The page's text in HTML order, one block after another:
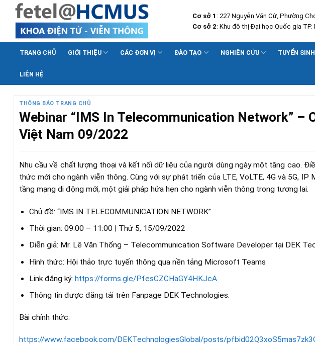
content
Cơ sở 1 : 227 Nguyễn Văn Cừ, Phường
Cơ sở 2: Khu đô thị Đại học Quốc gia
TRANG CHỦ GIỚI THIỆU CÁC ĐƠN VỊ ĐÀO TẠO NGHIÊN CỨU TUYỂN SINH
LIÊN HỆ
THÔNG BÁO TRANG CHỦ
Webinar “IMS In Telecommunication Network” –
Việt Nam 09/2022
Nhu cầu về chất lượng thoại và kết nối dữ liệu của người dùng ngày một tăng cao.
thức mới cho ngành viễn thông. Cùng với sự phát triển của LTE, VoLTE, 4G và 5G,
tầng mạng di động mới, một giải pháp hứa hẹn cho ngành viễn thông trong tương lai.
Chủ đề: “IMS IN TELECOMMUNICATION NETWORK”
Thời gian: 09:00 – 11:00 | Thứ 5, 15/09/2022
Diễn giả: Mr. Lê Văn Thống – Telecommunication Software Developer tại DEK
Hình thức: Hội thảo trực tuyến thông qua nền tảng Microsoft Teams
Link đăng ký:https://forms.gle/PfesCZCHaGY4HKJcA
Thông tin được đăng tải trên Fanpage DEK Technologies:
Bài chính thức:
https://www.facebook.com/DEKTechnologiesGlobal/posts/